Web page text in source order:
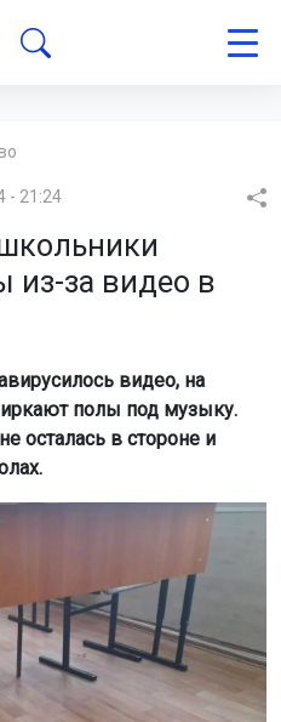
- 21:24
из-за видео в
видео, на
полы под музыку.
осталась в стороне и